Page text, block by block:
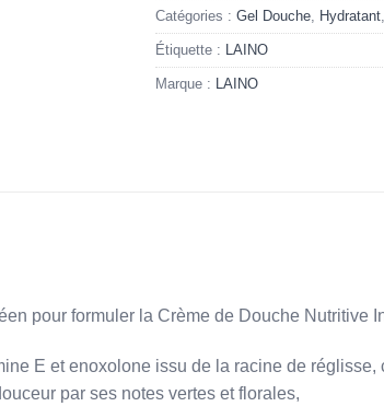
Catégories : Gel Douche Hydratant
Étiquette : LAINO
Marque : LAINO
pour formuler la Crème de Douche Nutritive
E et enoxolone issu de la racine de
par ses notes vertes et florales,